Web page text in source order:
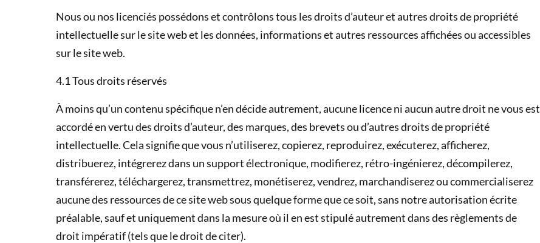
Nous ou nos licenciés possédons et contrôlons tous les droits d’auteur et autres droits de propriété
intellectuelle sur le site web et les données, informations et autres ressources affichées ou accessibles
sur le site web.
4.1 Tous droits réservés
À moins qu’un contenu spécifique n’en décide autrement, aucune licence ni aucun autre droit ne vous est
accordé en vertu des droits d’auteur, des marques, des brevets ou d’autres droits de propriété
intellectuelle. Cela signifie que vous n’utiliserez, copierez, reproduirez, exécuterez, afficherez,
distribuerez, intégrerez dans un support électronique, modifierez, rétro-ingénierez, décompilerez,
transférerez, téléchargerez, transmettrez, monétiserez, vendrez, marchandiserez ou commercialiserez
aucune des ressources de ce site web sous quelque forme que ce soit, sans notre autorisation écrite
préalable, sauf et uniquement dans la mesure où il en est stipulé autrement dans des règlements de
droit impératif (tels que le droit de citer).